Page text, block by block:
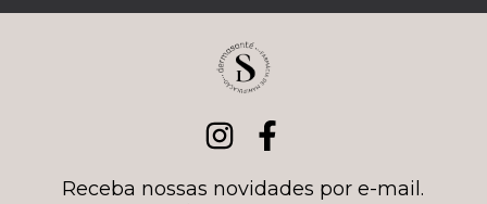
Receba nossas novidades por e-mail.